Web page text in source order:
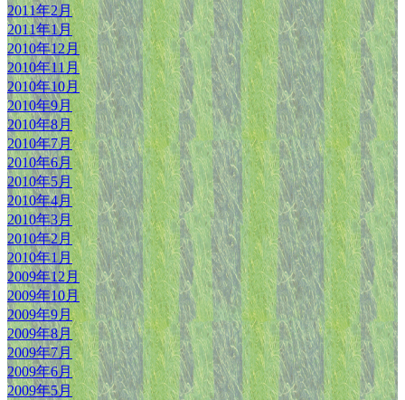
2011年2月
2011年1月
2010年12月
2010年11月
2010年10月
2010年9月
2010年8月
2010年7月
2010年6月
2010年5月
2010年4月
2010年3月
2010年2月
2010年1月
2009年12月
2009年10月
2009年9月
2009年8月
2009年7月
2009年6月
2009年5月